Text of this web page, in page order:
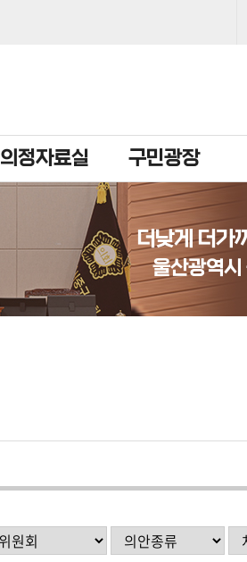
의정자료실 구민광장
더낮게 더가
울산광역시